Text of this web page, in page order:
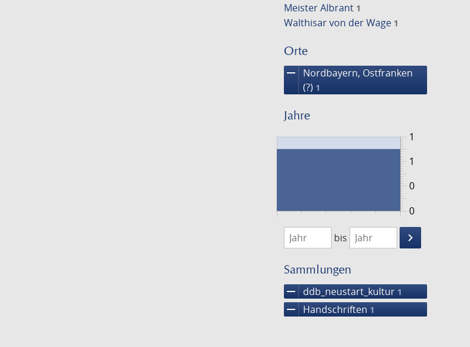
Meister Albrant 1
Walthisar von der Wage 1
Orte
remove
Nordbayern, Ostfranken
(?) 1
Jahre
0
1
0
1
1474
1475
bis
keyboard_arrow_right
Suche
Sammlungen
remove ddb_neustart_kultur 1
remove Handschriften 1